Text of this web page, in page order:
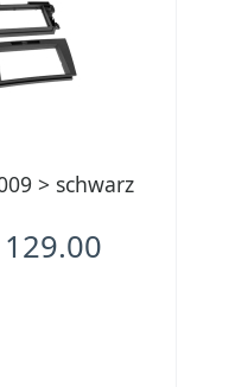
> schwarz
129.00